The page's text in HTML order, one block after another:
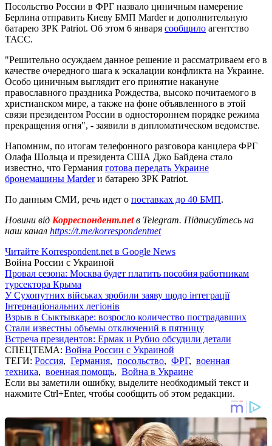
Посольство России в ФРГ назвало циничным намерение
Берлина отправить Киеву БМП Marder и дополнительную
батарею ЗРК Patriot. Об этом 6 января сообщило агентство
ТАСС.
"Решительно осуждаем данное решение и рассматриваем его в
качестве очередного шага к эскалации конфликта на Украине.
Особо циничным выглядит его принятие накануне
православного праздника Рождества, высоко почитаемого в
христианском мире, а также на фоне объявленного в этой
связи президентом России в одностороннем порядке режима
прекращения огня", - заявили в дипломатическом ведомстве.
Напомним, по итогам телефонного разговора канцлера ФРГ
Олафа Шольца и президента США Джо Байдена стало
известно, что Германия готова передать Украине
бронемашины Marderи батарею ЗРК Patriot.
По данным СМИ, речь идет о поставках до 40 БМП.
Новини від Корреспондент.netв Telegram. Підписуйтесь на
наш канал https://t.me/korrespondentnet
Читайте Korrespondent.net в Google News
Война России с Украиной
Провал сезона: Москва будет платить пособия работникам
турсектора Крыма
У Сухопутних військах зробили заяву щодо інтеграції
Інтернаціональних легіонів
Взрыв в Сыктывкаре: возросло количество пострадавших
Стали известны объемы отключений в пятницу
Встреча президентов: Ермак и Рубио обсудили детали
СПЕЦТЕМА: Война России с Украиной
ТЕГИ: Россия, Германия, посольство, ФРГ, военная
техника, военная помощь, Война в Украине
Если вы заметили ошибку, выделите необходимый текст и
нажмите Ctrl+Enter, чтобы сообщить об этом редакции.